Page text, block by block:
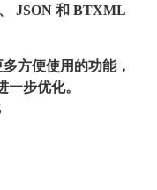
JSON 和 BTXML
方便使用的功能，
步优化。